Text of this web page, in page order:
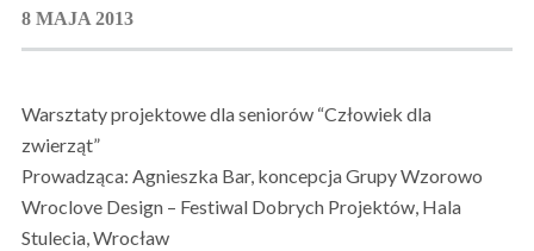
8 MAJA 2013
Warsztaty projektowe dla seniorów “Człowiek dla
zwierząt”
Prowadząca: Agnieszka Bar, koncepcja Grupy Wzorowo
Wroclove Design – Festiwal Dobrych Projektów, Hala
Stulecia, Wrocław